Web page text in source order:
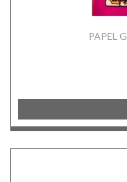
PAPEL